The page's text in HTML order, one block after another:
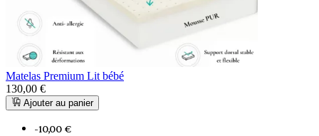
Matelas Premium Lit bébé
130,00 €
Ajouter au panier
-10,00 €